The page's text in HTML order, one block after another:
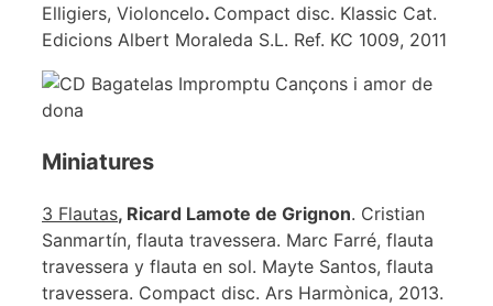
Elligiers, Violoncelo. Compact disc. Klassic Cat.
Edicions Albert Moraleda S.L. Ref. KC 1009, 2011
Miniatures
3 Flautas, Ricard Lamote de Grignon. Cristian
Sanmartín, flauta travessera. Marc Farré, flauta
travessera y flauta en sol. Mayte Santos, flauta
travessera. Compact disc. Ars Harmònica, 2013.